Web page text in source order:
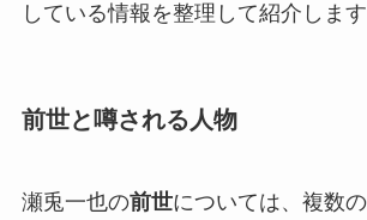
している情報を整理して紹介します
前世と噂される人物
瀬兎一也の前世については、複数